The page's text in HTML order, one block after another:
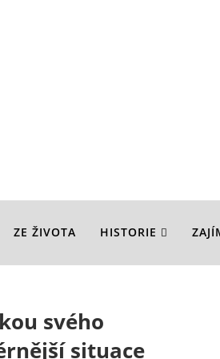
ZE ŽIVOTA HISTORIE
svého
situace